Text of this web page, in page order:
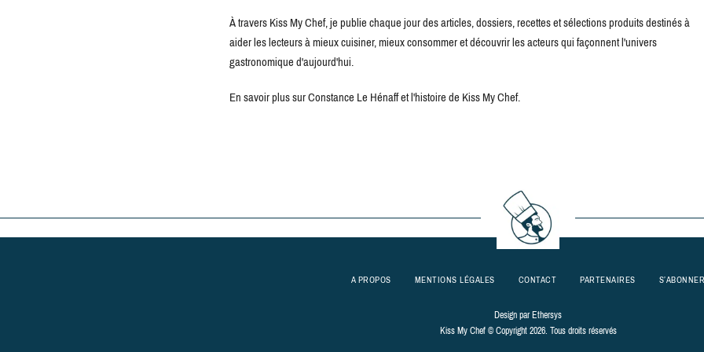
À travers Kiss My Chef, je publie chaque jour des articles, dossiers, recettes et sélections produits destinés à
aider les lecteurs à mieux cuisiner, mieux consommer et découvrir les acteurs qui façonnent l'univers
gastronomique d'aujourd'hui.
En savoir plus sur Constance Le Hénaff et l'histoire de Kiss My Chef.
A PROPOS MENTIONS LÉGALES CONTACT PARTENAIRES
Design parEthersys
Kiss My Chef © Copyright 2026. Tous droits réservés